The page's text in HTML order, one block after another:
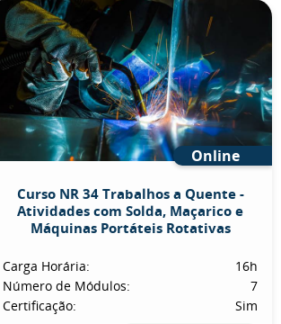
Online
Curso NR 34 Trabalhos a Quente -
Atividades com Solda, Maçarico e
Máquinas Portáteis Rotativas
Carga Horária:
16h
Número de Módulos:
7
Certificação:
Sim